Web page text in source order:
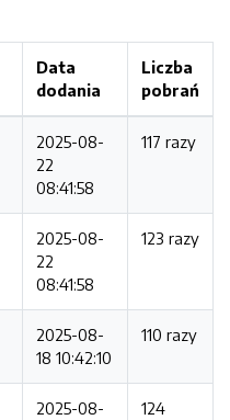
Data
dodania
Liczba
pobrań
2025-08-
22
08:41:58
117 razy
2025-08-
22
08:41:58
123 razy
2025-08-
18 10:42:10
110 razy
2025-08-
124